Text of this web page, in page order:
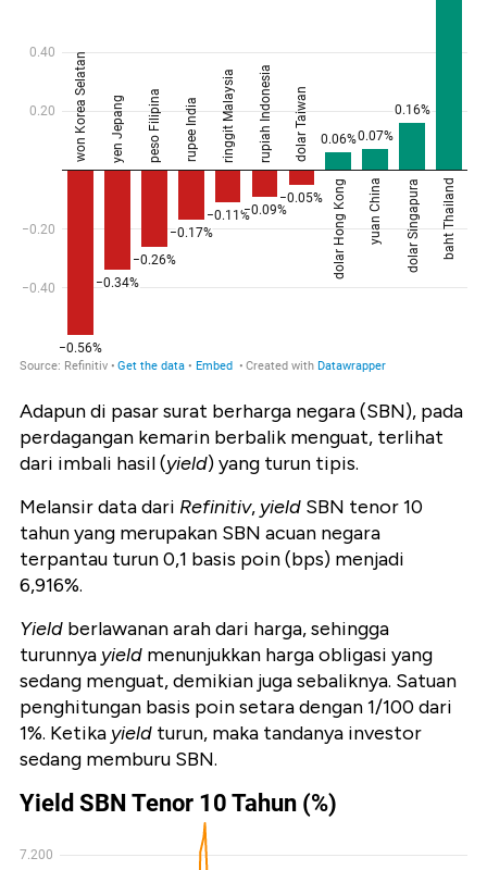
Adapun di pasar surat berharga negara (SBN), pada
perdagangan kemarin berbalik menguat, terlihat
dari imbali hasil (yield) yang turun tipis.
Melansir data dari Refinitiv, yield SBN tenor 10
tahun yang merupakan SBN acuan negara
terpantau turun 0,1 basis poin (bps) menjadi
6,916%.
Yield berlawanan arah dari harga, sehingga
turunnya yield menunjukkan harga obligasi yang
sedang menguat, demikian juga sebaliknya. Satuan
penghitungan basis poin setara dengan 1/100 dari
1%. Ketika yield turun, maka tandanya investor
sedang memburu SBN.